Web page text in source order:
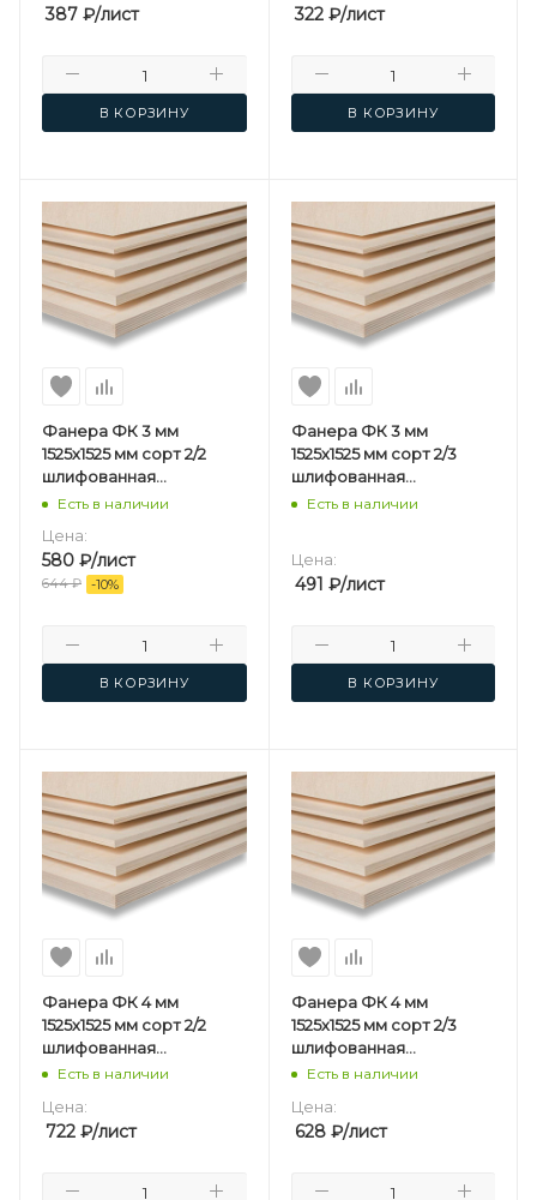
387 ₽/лист
В КОРЗИНУ
322₽/лист
В КОРЗИНУ
Фанера ФК 3 мм
1525х1525 мм сорт 2/2
шлифованная
березовая
Есть в наличии
Цена:
580 ₽/лист
644₽ -10%
В КОРЗИНУ
Фанера ФК 3 мм
1525х1525 мм сорт 2/3
шлифованная
березовая
Есть в наличии
Цена:
491 ₽/лист
В КОРЗИНУ
Фанера ФК 4 мм
1525х1525 мм сорт 2/2
шлифованная
березовая
Есть в наличии
Цена:
722 ₽/лист
Фанера ФК 4 мм
1525х1525 мм сорт 2/3
шлифованная
березовая
Есть в наличии
Цена:
628₽/лист